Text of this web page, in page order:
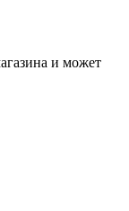
и может